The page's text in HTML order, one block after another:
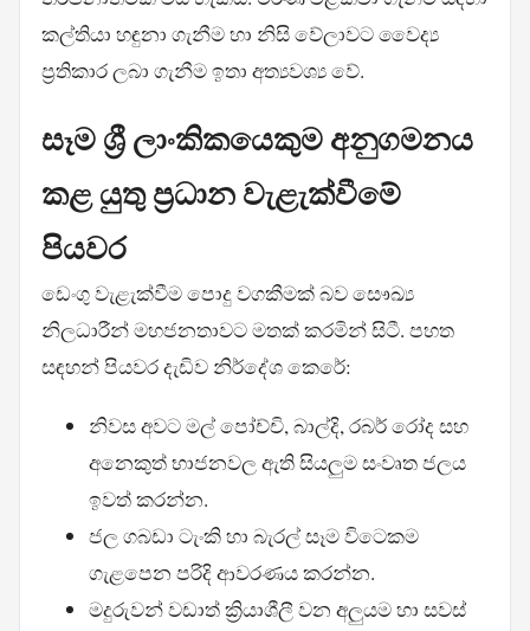
කල්තියා හඳුනා ගැනීම හා නිසි වේලාවට වෛද්‍ය
ප්‍රතිකාර ලබා ගැනීම ඉතා අත්‍යවශ්‍ය වේ.
සෑම ශ්‍රී ලාංකිකයෙකුම අනුගමනය
කළ යුතු ප්‍රධාන වැළැක්වීමේ
පියවර
ඩෙංගු වැළැක්වීම පොදු වගකීමක් බව සෞඛ්‍ය
නිලධාරීන් මහජනතාවට මතක් කරමින් සිටී. පහත
සඳහන් පියවර දැඩිව නිර්දේශ කෙරේ:
නිවස අවට මල් පෝච්චි, බාල්දි, රබර් රෝද සහ
අනෙකුත් භාජනවල ඇති සියලුම සංවෘත ජලය
ඉවත් කරන්න.
ජල ගබඩා ටැංකි හා බැරල් සෑම විටෙකම
ගැළපෙන පරිදි ආවරණය කරන්න.
මදුරුවන් වඩාත් ක්‍රියාශීලී වන අලුයම හා සවස්